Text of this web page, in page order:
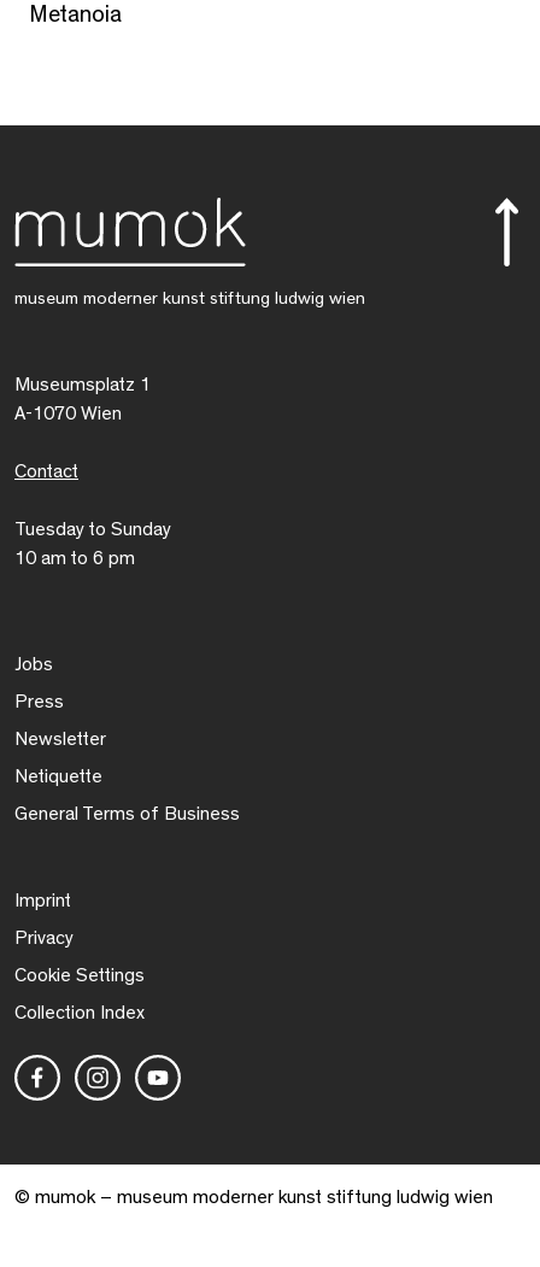
Metanoia
museum moderner kunst stiftung ludwig wien
Museumsplatz 1
A-1070 Wien
Contact
Tuesday to Sunday
10 am to 6 pm
Jobs
Press
Newsletter
Netiquette
General Terms of Business
Imprint
Privacy
Cookie Settings
Collection Index
© mumok – museum moderner kunst stiftung ludwig wien